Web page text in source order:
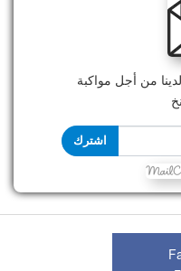
من أجل مواكبة
اشترك